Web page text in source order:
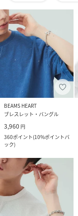
BEAMS HEART
ブレスレット・バングル
3,960 円
360ポイント(10%ポイントバ
ック)